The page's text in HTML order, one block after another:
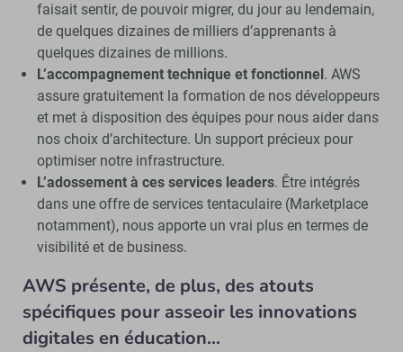
faisait sentir, de pouvoir migrer, du jour au lendemain,
de quelques dizaines de milliers d’apprenants à
quelques dizaines de millions.
L’accompagnement technique et fonctionnel . AWS
assure gratuitement la formation de nos développeurs
et met à disposition des équipes pour nous aider dans
nos choix d’architecture. Un support précieux pour
optimiser notre infrastructure.
L’adossement à ces services leaders. Être intégrés
dans une offre de services tentaculaire (Marketplace
notamment), nous apporte un vrai plus en termes de
visibilité et de business.
AWS présente, de plus, des atouts
spécifiques pour asseoir les innovations
digitales en éducation…